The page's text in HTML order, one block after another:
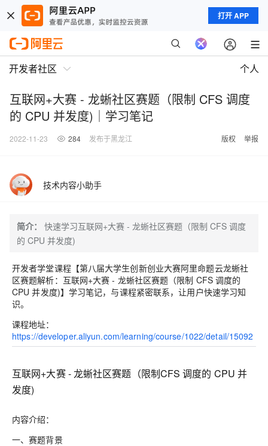
打开 APP
开发者社区 个人
互联网+大赛 - 龙蜥社区赛题（限制 CFS 调度
的 CPU 并发度)｜学习笔记
2022-11-23 284 发布于黑龙江 版权 举报
技术内容小助手
简介：
快速学习互联网+大赛 - 龙蜥社区赛题（限制 CFS 调度
的 CPU 并发度)
开发者学堂课程【第八届大学生创新创业大赛阿里命题云龙蜥社
区赛题解析： 互联网+大赛 - 龙蜥社区赛题（限制 CFS 调度的
CPU 并发度)】学习笔记，与课程紧密联系，让用户快速学习知
识。
课程地址：
https://developer.aliyun.com/learning/course/1022/detail/15092
互联网+大赛 - 龙蜥社区赛题（限制CFS 调度的 CPU 并
发度)
内容介绍：
一、赛题背景